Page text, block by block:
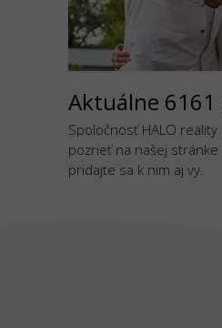
Aktuálne
Spoločnosť HALO
pozrieť na našej stránke
pridajte sa k nim aj vy.